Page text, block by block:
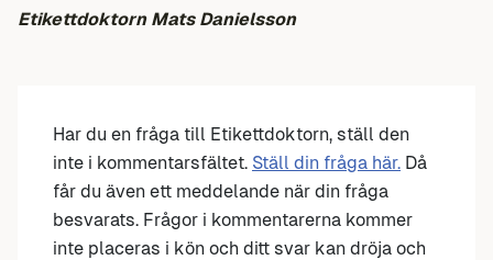
Etikettdoktorn Mats Danielsson
Har du en fråga till Etikettdoktorn, ställ den
inte i kommentarsfältet. Ställ din fråga här. Då
får du även ett meddelande när din fråga
besvarats. Frågor i kommentarerna kommer
inte placeras i kön och ditt svar kan dröja och